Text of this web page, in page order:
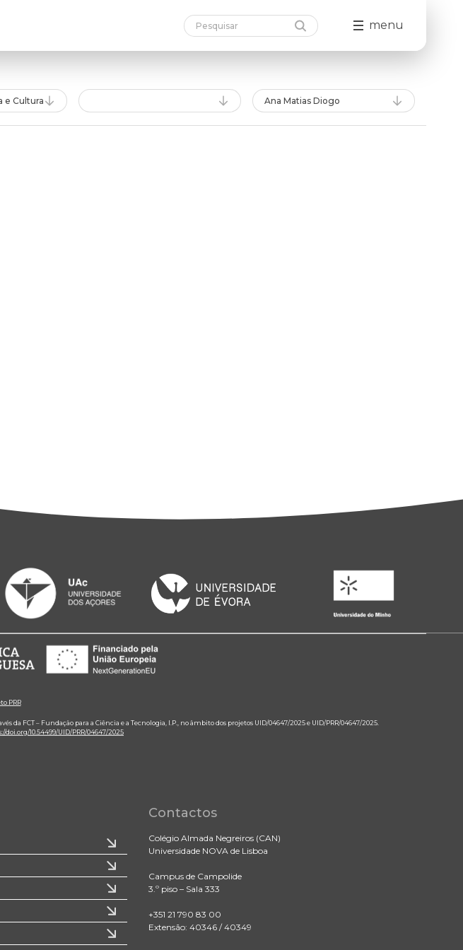
menu
e Cultura Ana Matias Diogo
PRR
FCT – Fundação para a Ciência e a Tecnologia, I.P., no âmbito dos projetos UID/04647/2025 e UID/PRR/04647/2025.
doi.org/10.54499/UID/PRR/04647/2025
Contactos
Colégio Almada Negreiros (CAN)
Universidade NOVA de Lisboa
Campus de Campolide
3.º piso – Sala 333
+351 21 790 83 00
Extensão: 40346 / 40349